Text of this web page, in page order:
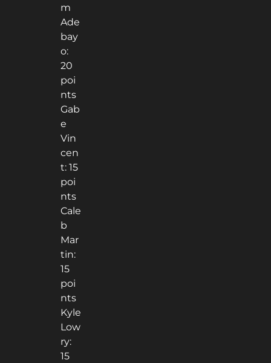
m
Ade
bay
o:
20
poi
nts
Gab
e
Vin
cen
t: 15
poi
nts
Cale
b
Mar
tin:
15
poi
nts
Kyle
Low
ry:
15